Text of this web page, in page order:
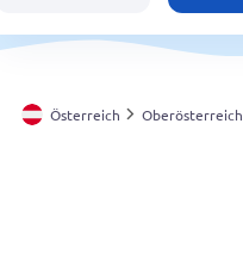
Schweiz
Deutschland
Österreich Oberösterreich